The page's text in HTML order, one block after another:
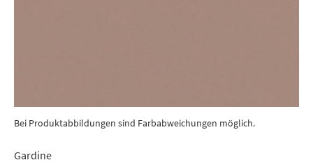
Bei Produktabbildungen sind Farbabweichungen möglich.
Gardine